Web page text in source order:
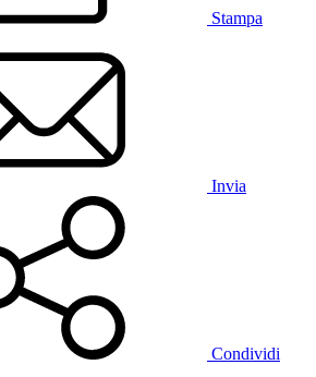
Stampa
Invia
Condividi